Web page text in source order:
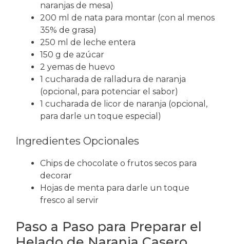
naranjas de mesa)
200 ml de nata para montar (con al menos
35% de grasa)
250 ml de leche entera
150 g de azúcar
2 yemas de huevo
1 cucharada de ralladura de naranja
(opcional, para potenciar el sabor)
1 cucharada de licor de naranja (opcional,
para darle un toque especial)
Ingredientes Opcionales
Chips de chocolate o frutos secos para
decorar
Hojas de menta para darle un toque
fresco al servir
Paso a Paso para Preparar el